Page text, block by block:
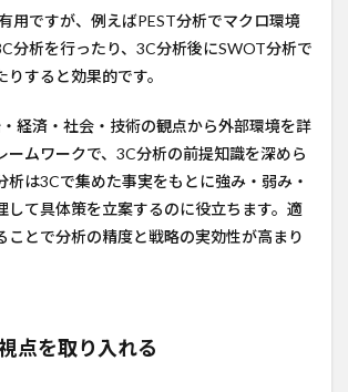
用ですが、例えばPEST分析でマクロ環境
分析を行ったり、3C分析後にSWOT分析で
すると効果的です。
経済・社会・技術の観点から外部環境を詳
ームワークで、3C分析の前提知識を深めら
析は3Cで集めた事実をもとに強み・弱み・
して具体策を立案するのに役立ちます。適
ことで分析の精度と戦略の実効性が高まり
点を取り入れる